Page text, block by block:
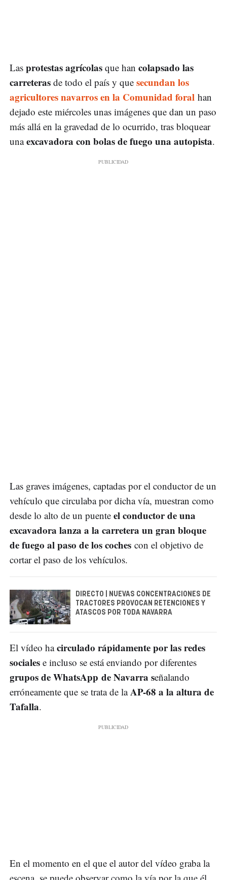
Las protestas agrícolas que han colapsado las
carreteras de todo el país y que secundan los
agricultores navarros en la Comunidad foral han
dejado este miércoles unas imágenes que dan un paso
más allá en la gravedad de lo ocurrido, tras bloquear
unaexcavadora con bolas de fuego una autopista.
Las graves imágenes, captadas por el conductor de un
vehículo que circulaba por dicha vía, muestran como
desde lo alto de un puente el conductor de una
excavadora lanza a la carretera un gran bloque
de fuego al paso de los coches con el objetivo de
cortar el paso de los vehículos.
DIRECTO | NUEVAS CONCENTRACIONES DE
TRACTORES PROVOCAN RETENCIONES Y
ATASCOS POR TODA NAVARRA
El vídeo hacirculado rápidamente por las redes
sociales e incluso se está enviando por diferentes
grupos de WhatsApp de Navarra señalando
erróneamente que se trata de laAP-68 a la altura de
Tafalla.
En el momento en el que el autor del vídeo graba la